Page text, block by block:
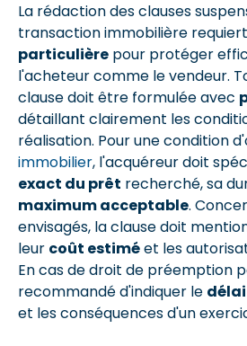
La rédaction des clauses
transaction immobilière
particulière pour protéger
l'acheteur comme le vendeur.
clause doit être formulée avec
détaillant clairement les
réalisation. Pour une condition
immobilier, l'acquéreur doit
exact du prêt recherché, sa
maximum acceptable.
envisagés, la clause doit
leur coût estiméet les
En cas de droit de préemption
recommandé d'indiquer le
et les conséquences d'un